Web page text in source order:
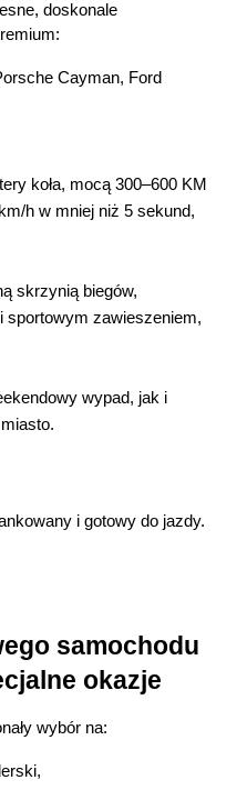
doskonale
Cayman, Ford
koła, mocą 300–600 KM
h w mniej niż 5 sekund,
skrzynią biegów,
sportowym zawieszeniem,
wypad, jak i
i gotowy do jazdy.
samochodu
okazje
wybór na: